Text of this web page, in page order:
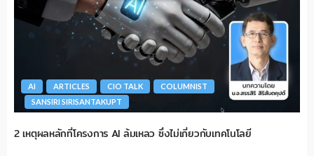
AI ARTICLES CIO TALK
COLUMNIST
SANSIRI SIRISANTAKUPT
2 เหตุผลหลักที่โครงการ AI ล้มเหลว ซึ่งไม่เกี่ยวกับเทคโนโลยี